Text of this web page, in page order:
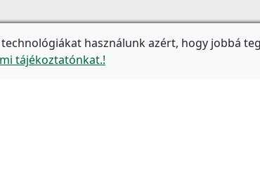
használunk azért, hogy jobbá
tájékoztatónkat.!